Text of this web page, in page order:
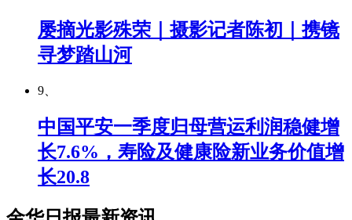
屡摘光影殊荣｜摄影记者陈初｜携镜
寻梦踏山河
9、
中国平安一季度归母营运利润稳健增
长7.6%，寿险及健康险新业务价值增
长20.8